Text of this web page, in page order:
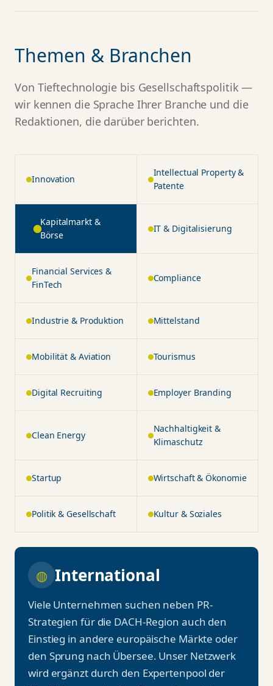
Themen & Branchen
Von Tieftechnologie bis Gesellschaftspolitik —
wir kennen die Sprache Ihrer Branche und die
Redaktionen, die darüber berichten.
Innovation
Intellectual Property &
Patente
Kapitalmarkt & Börse
FinTech
Klimaschutz
◍
Viele Unternehmen suchen neben PR-
Strategien für die DACH-Region auch den
Einstieg in andere europäische Märkte oder
den Sprung nach Übersee. Unser Netzwerk
wird ergänzt durch den Expertenpool der
World Communication Forum Association